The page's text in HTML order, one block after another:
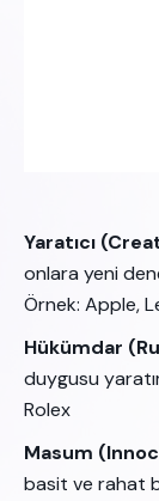
Yaratıcı
onlara yeni
Örnek: Apple,
Hükümdar
duygusu
Rolex
Masum
basit ve rahat